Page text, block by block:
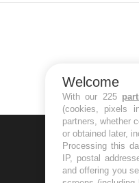
Welcome
With our 225
(cookies, pixels
partners, whether
or obtained later,
Processing this
IP, postal
and offering you